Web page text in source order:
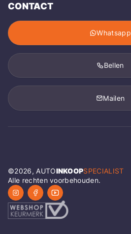
CONTACT
Whatsapp
Bellen
Mailen
©2026, AUTOINKOOPSPECIALIST
Alle rechten voorbehouden.